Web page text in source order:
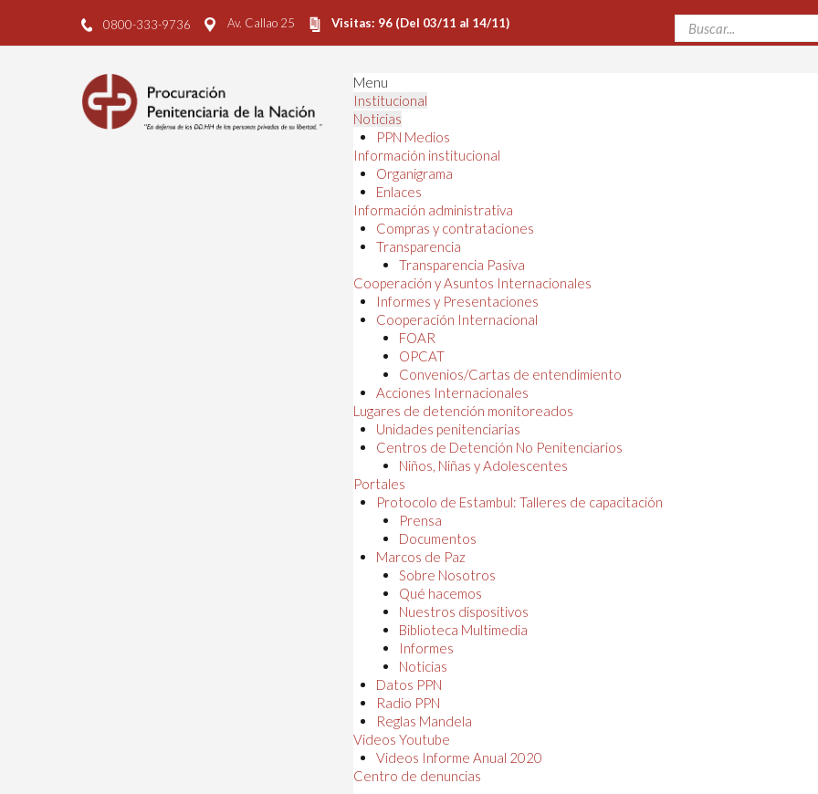
0800-333-9736 Av. Callao 25 Visitas: 96 (Del 03/11 al 14/11)
Menu
Institucional
Noticias
PPN Medios
Información institucional
Organigrama
Enlaces
Información administrativa
Compras y contrataciones
Transparencia
Transparencia Pasiva
Cooperación y Asuntos Internacionales
Informes y Presentaciones
Cooperación Internacional
FOAR
OPCAT
Convenios/Cartas de entendimiento
Acciones Internacionales
Lugares de detención monitoreados
Unidades penitenciarias
Centros de Detención No Penitenciarios
Niños, Niñas y Adolescentes
Portales
Protocolo de Estambul: Talleres de capacitación
Prensa
Documentos
Marcos de Paz
Sobre Nosotros
Qué hacemos
Nuestros dispositivos
Biblioteca Multimedia
Informes
Noticias
Datos PPN
Radio PPN
Reglas Mandela
Videos Youtube
Videos Informe Anual 2020
Centro de denuncias